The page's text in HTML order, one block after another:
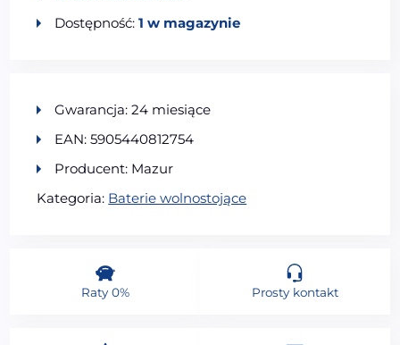
Dostępność:1 w magazynie
Gwarancja: 24 miesiące
EAN: 5905440812754
Producent: Mazur
Kategoria: Baterie wolnostojące
Raty 0% Prosty kontakt